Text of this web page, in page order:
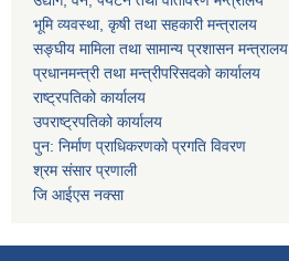
भूमि व्यवस्था, कृषी तथा सहकारी मन्त्रालय
सङ्घीय मामिला तथा सामान्य प्रशासन मन्त्रालय
प्रधानमन्त्री तथा मन्त्रीपरिसदको कार्यालय
राष्ट्रपतिको कार्यालय
उपराष्ट्रपतिको कार्यालय
पुन: निर्माण प्राधिकरणको प्रगति विवरण
श्रम संसार प्रणाली
जि आईएस नक्सा